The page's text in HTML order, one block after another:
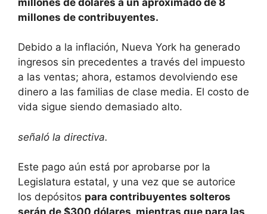
millones de contribuyentes.
Debido a la inflación, Nueva York ha generado
ingresos sin precedentes a través del impuesto
a las ventas; ahora, estamos devolviendo ese
dinero a las familias de clase media. El costo de
vida sigue siendo demasiado alto.
señaló la directiva.
Este pago aún está por aprobarse por la
Legislatura estatal, y una vez que se autorice
los depósitos para contribuyentes solteros